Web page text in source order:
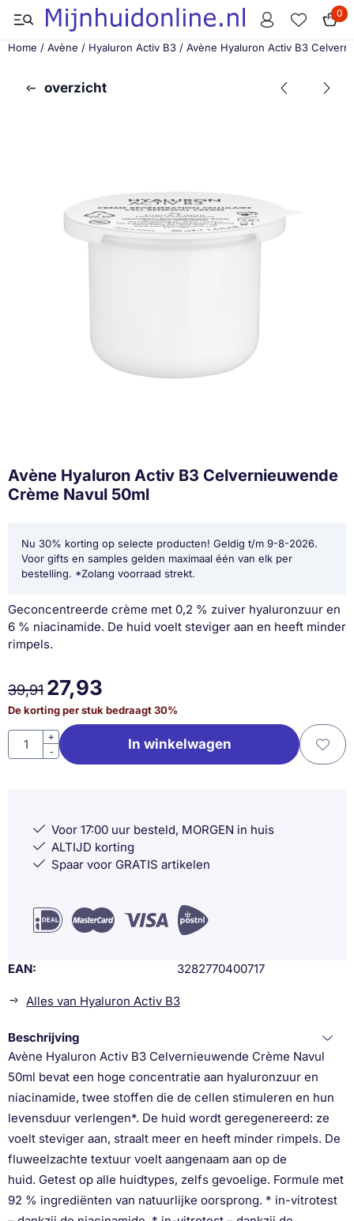
Cookievoorkeuren zijn momenteel gesloten. 0
Home / Avène / Hyaluron Activ B3 / Avène Hyaluron Activ B3
overzicht
Avène Hyaluron Activ B3 Celvernieuwende
Crème Navul 50ml
Nu 30% korting op selecte producten! Geldig t/m 9-8-2026.
Voor gifts en samples gelden maximaal één van elk per
bestelling. *Zolang voorraad strekt.
Geconcentreerde crème met 0,2 % zuiver hyaluronzuur en
6 % niacinamide. De huid voelt steviger aan en heeft minder
rimpels.
39,91 27,93
De korting per stuk bedraagt30%
Aantal
+
-
In winkelwagen
Voor 17:00 uur besteld, MORGEN in huis
ALTIJD korting
Spaar voor GRATIS artikelen
EAN 3282770400717
Alles van Hyaluron Activ B3
Beschrijving
Avène Hyaluron Activ B3 Celvernieuwende Crème Navul
50ml bevat een hoge concentratie aan hyaluronzuur en
niacinamide, twee stoffen die de cellen stimuleren en hun
levensduur verlengen*. De huid wordt geregenereerd: ze
voelt steviger aan, straalt meer en heeft minder rimpels. De
fluweelzachte textuur voelt aangenaam aan op de
huid. Getest op alle huidtypes, zelfs gevoelige. Formule met
92 % ingrediënten van natuurlijke oorsprong. * in-vitrotest